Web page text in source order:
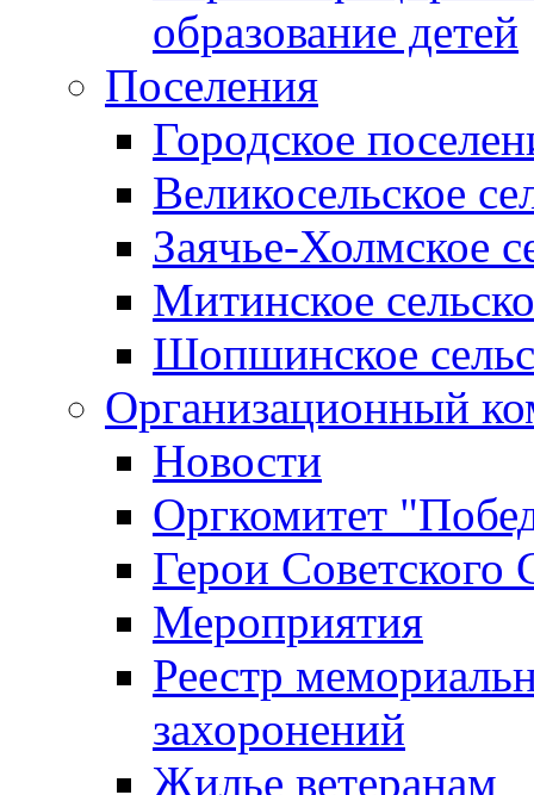
образование детей
Поселения
Городское
Великосельское
Заячье-Холмское
Митинское
Шопшинское
Организационный
Новости
Оргкомитет
Герои Советского
Мероприятия
Реестр
захоронений
Жилье ветеранам